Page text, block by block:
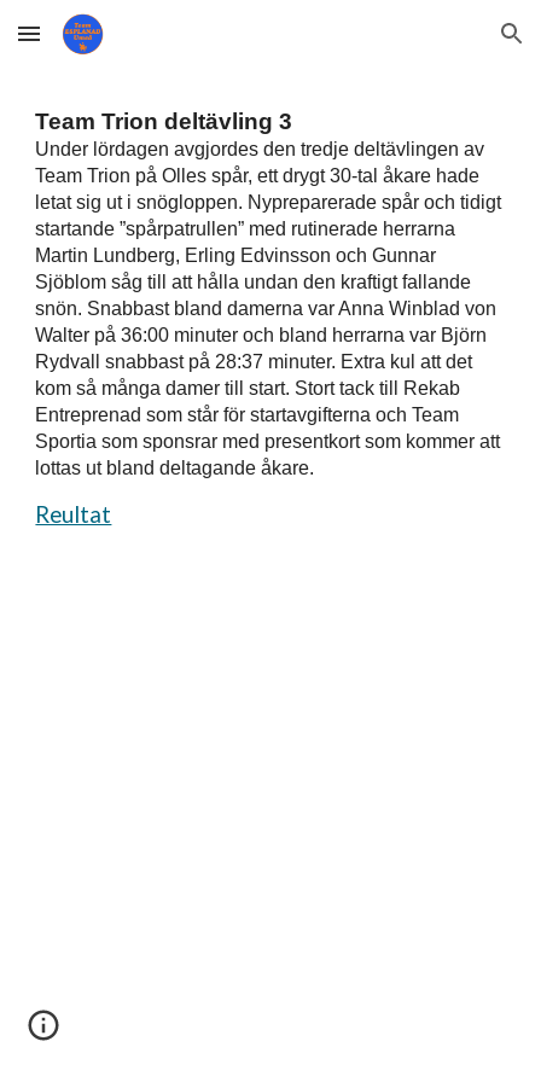
Skip to main content Skip to navigation
Team Trion deltävling 3
Under lördagen avgjordes den tredje deltävlingen av
Team Trion på Olles spår, ett drygt 30-tal åkare hade
letat sig ut i snögloppen. Nypreparerade spår och tidigt
startande ”spårpatrullen” med rutinerade herrarna
Martin Lundberg, Erling Edvinsson och Gunnar
Sjöblom såg till att hålla undan den kraftigt fallande
snön. Snabbast bland damerna var Anna Winblad von
Walter på 36:00 minuter och bland herrarna var Björn
Rydvall snabbast på 28:37 minuter. Extra kul att det
kom så många damer till start. Stort tack till Rekab
Entreprenad som står för startavgifterna och Team
Sportia som sponsrar med presentkort som kommer att
lottas ut bland deltagande åkare.
Reultat